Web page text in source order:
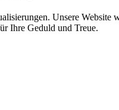
Unsere
Ihre Geduld und Treue.